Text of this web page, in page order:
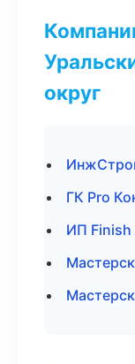
округ
ГК Pro
ИП